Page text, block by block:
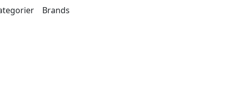
Brands